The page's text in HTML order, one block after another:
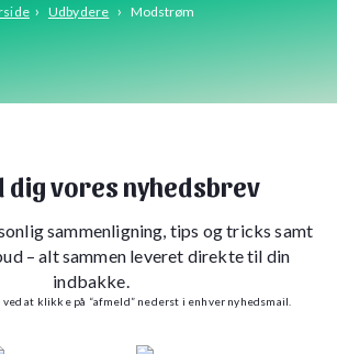
› Udbydere › Modstrøm
dig vores nyhedsbrev
sammenligning, tips og tricks samt
– alt sammen leveret direkte til din
indbakke.
at klikke på “afmeld” nederst i enhver nyhedsmail.